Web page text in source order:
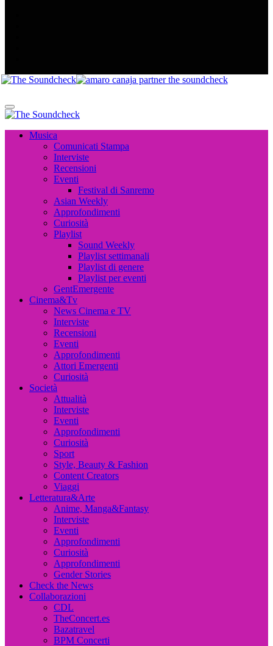
Musica, Cinema, Arte e Attualità, Interviste e News
Musica
Comunicati Stampa
Interviste
Recensioni
Eventi
Festival di Sanremo
Asian Weekly
Approfondimenti
Curiosità
Playlist
Sound Weekly
Playlist settimanali
Playlist di genere
Playlist per eventi
GentEmergente
Cinema&Tv
News Cinema e TV
Interviste
Recensioni
Eventi
Approfondimenti
Attori Emergenti
Curiosità
Società
Attualità
Interviste
Eventi
Approfondimenti
Curiosità
Sport
Style, Beauty & Fashion
Content Creators
Viaggi
Letteratura&Arte
Anime, Manga&Fantasy
Interviste
Eventi
Approfondimenti
Curiosità
Approfondimenti
Gender Stories
Check the News
Collaborazioni
CDL
TheConcert.es
Bazatravel
BPM Concerti